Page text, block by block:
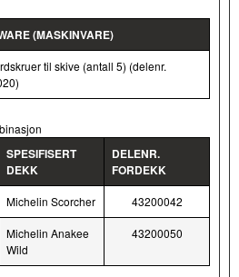
(MASKINVARE)
til skive (antall 5) (delenr.
SPESIFISERT
DEKK
DELENR.
FORDEKK
Michelin Scorcher 43200042
Michelin Anakee
Wild
43200050